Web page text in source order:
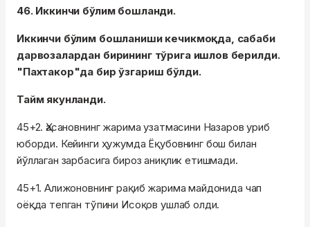
46. Иккинчи бўлим бошланди.
Иккинчи бўлим бошланиши кечикмоқда, сабаби
дарвозалардан бирининг тўрига ишлов берилди.
"Пахтакор"да бир ўзгариш бўлди.
Тайм якунланди.
45+2. Ҳасановнинг жарима узатмасини Назаров уриб
юборди. Кейинги ҳужумда Ёқубовнинг бош билан
йўллаган зарбасига бироз аниқлик етишмади.
45+1. Алижоновнинг рақиб жарима майдонида чап
оёқда тепган тўпини Исоқов ушлаб олди.